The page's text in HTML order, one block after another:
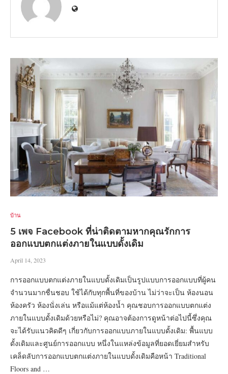
บ้าน
5 เพจ Facebook ที่น่าติดตามหากคุณรักการ
ออกแบบตกแต่งภายในแบบดั้งเดิม
April 14, 2023
การออกแบบตกแต่งภายในแบบดั้งเดิมเป็นรูปแบบการออกแบบที่ผู้คน
จำนวนมากชื่นชอบ ใช้ได้กับทุกพื้นที่ของบ้าน ไม่ว่าจะเป็น ห้องนอน
ห้องครัว ห้องนั่งเล่น หรือแม้แต่ห้องน้ำ คุณชอบการออกแบบตกแต่ง
ภายในแบบดั้งเดิมด้วยหรือไม่? คุณอาจต้องการดูหน้าต่อไปนี้ซึ่งคุณ
จะได้รับแนวคิดดีๆ เกี่ยวกับการออกแบบภายในแบบดั้งเดิม: พื้นแบบ
ดั้งเดิมและศูนย์การออกแบบ หนึ่งในแหล่งข้อมูลที่ยอดเยี่ยมสำหรับ
เคล็ดลับการออกแบบตกแต่งภายในแบบดั้งเดิมคือหน้า Traditional
Floors and …